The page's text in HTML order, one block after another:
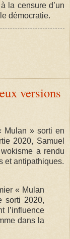
la censure d’un
démocratie.
versions
Mulan » sorti en
2020, Samuel
a rendu
et antipathiques.
« Mulan
sorti 2020,
l’influence
dans la